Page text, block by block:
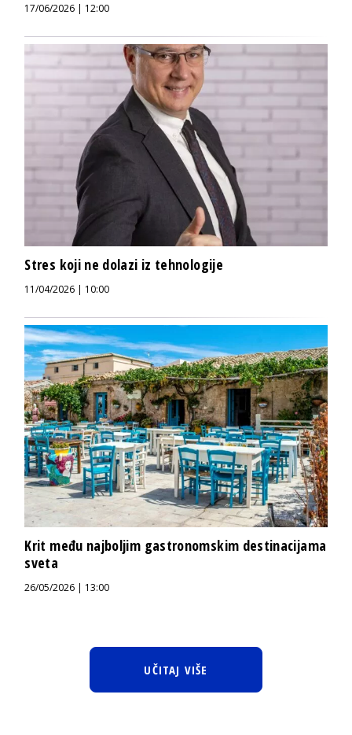
17/06/2026 | 12:00
Stres koji ne dolazi iz tehnologije
11/04/2026 | 10:00
Krit među najboljim gastronomskim destinacijama
sveta
26/05/2026 | 13:00
UČITAJ VIŠE